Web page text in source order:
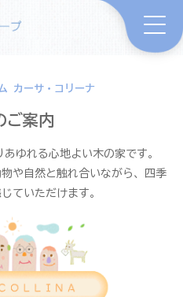
カーサ・コリーナ
ご案内
ゆれる心地よい木の家です。
や自然と触れ合いながら、四季
ていただけます。